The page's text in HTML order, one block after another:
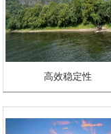
高效稳定性